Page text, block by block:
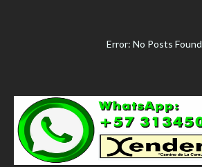
Error: No Posts Found